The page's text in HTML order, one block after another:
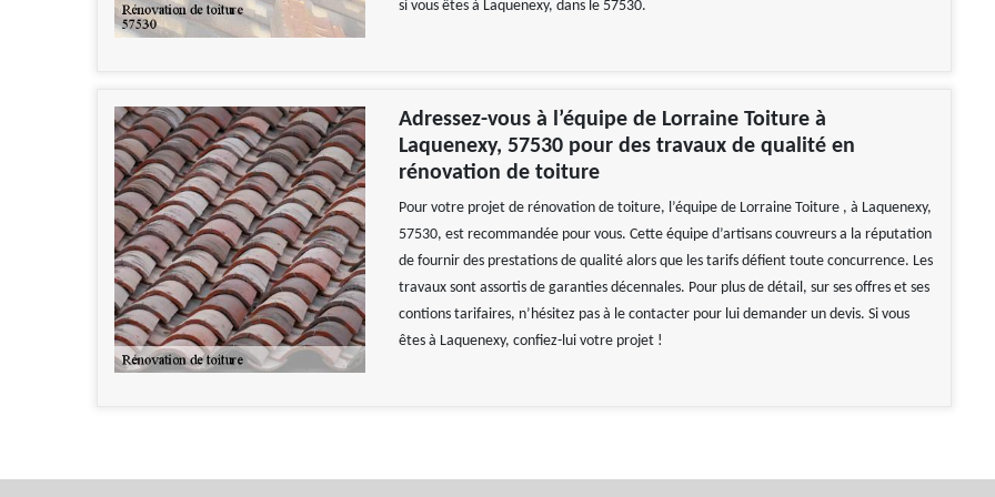
si vous êtes à Laquenexy, dans le 57530.
Adressez-vous à l’équipe de Lorraine Toiture à
Laquenexy, 57530 pour des travaux de qualité en
rénovation de toiture
Pour votre projet de rénovation de toiture, l’équipe de Lorraine Toiture , à Laquenexy,
57530, est recommandée pour vous. Cette équipe d’artisans couvreurs a la réputation
de fournir des prestations de qualité alors que les tarifs défient toute concurrence. Les
travaux sont assortis de garanties décennales. Pour plus de détail, sur ses offres et ses
contions tarifaires, n’hésitez pas à le contacter pour lui demander un devis. Si vous
êtes à Laquenexy, confiez-lui votre projet !